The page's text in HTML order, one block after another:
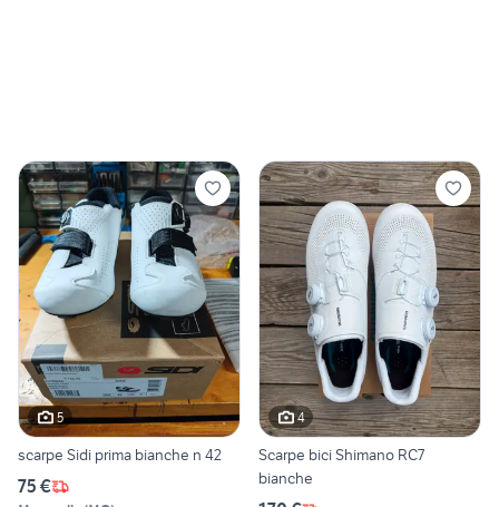
5
scarpe Sidi prima bianche n 42
75 €
4
Scarpe bici Shimano RC7
bianche